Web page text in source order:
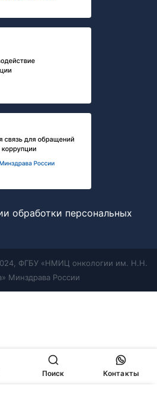
обработки персональных
ФГБУ «НМИЦ онкологии им. Н.Н.
Минздрава России
Поиск Контакты